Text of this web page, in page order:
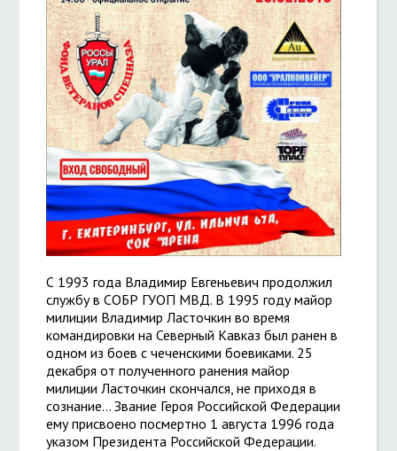
С 1993 года Владимир Евгеньевич продолжил
службу в СОБР ГУОП МВД. В 1995 году майор
милиции Владимир Ласточкин во время
командировки на Северный Кавказ был ранен в
одном из боев с чеченскими боевиками. 25
декабря от полученного ранения майор
милиции Ласточкин скончался, не приходя в
сознание... Звание Героя Российской Федерации
ему присвоено посмертно 1 августа 1996 года
указом Президента Российской Федерации.